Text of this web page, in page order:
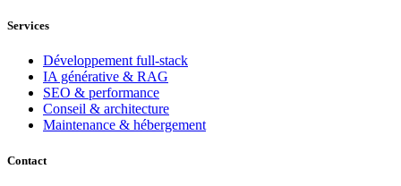
Services
Développement full-stack
IA générative & RAG
SEO & performance
Conseil & architecture
Maintenance & hébergement
Contact